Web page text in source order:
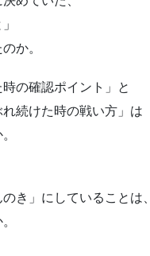
か。
時の確認ポイント」と
れ続けた時の戦い方」は
き」にしていることは、